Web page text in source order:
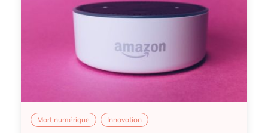
Mort numérique Innovation